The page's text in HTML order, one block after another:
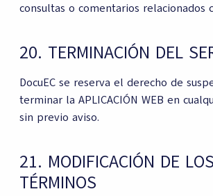
consultas o comentarios relacionados
20. TERMINACIÓN DEL
DocuEC se reserva el derecho de
terminar la APLICACIÓN WEB en
sin previo aviso.
21. MODIFICACIÓN DE LOS
TÉRMINOS